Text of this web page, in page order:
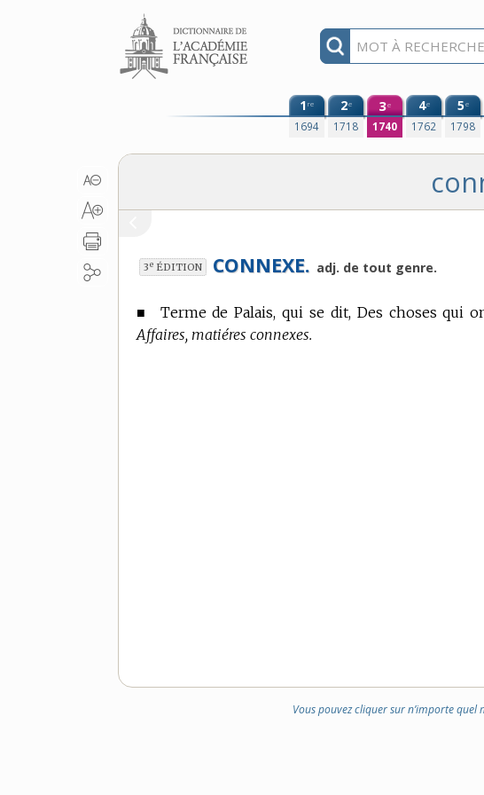
Aller au contenu
1re
1694
2e
1718
3e
1740
4e
1762
5e
1798
3e ÉDITION CONNEXE. adj. de tout genre.
■ Terme de Palais, qui se dit, Des choses qui
Affaires, matiéres connexes.
Vous pouvez cliquer sur n’importe